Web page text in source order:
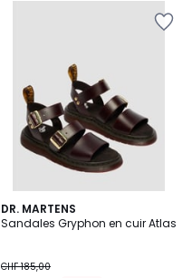
DR. MARTENS
Sandales Gryphon en cuir Atlas
CHF 185,00
3,8
/ 5